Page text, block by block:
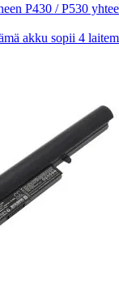
P430 / P530
akku sopii 4